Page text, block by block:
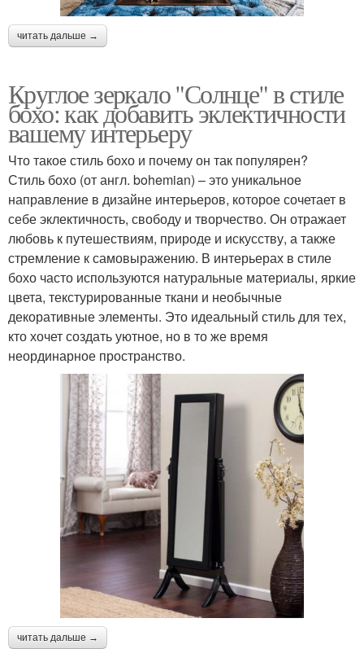
читать дальше →
Круглое зеркало "Солнце" в стиле
бохо: как добавить эклектичности
вашему интерьеру
Что такое стиль бохо и почему он так популярен?
Стиль бохо (от англ. bohemian) – это уникальное
направление в дизайне интерьеров, которое сочетает в
себе эклектичность, свободу и творчество. Он отражает
любовь к путешествиям, природе и искусству, а также
стремление к самовыражению. В интерьерах в стиле
бохо часто используются натуральные материалы, яркие
цвета, текстурированные ткани и необычные
декоративные элементы. Это идеальный стиль для тех,
кто хочет создать уютное, но в то же время
неординарное пространство.
читать дальше →